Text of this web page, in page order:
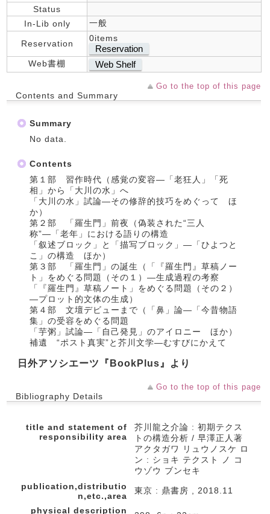
Status
In-Lib only
一般
Reservation
0items
Reservation
Web書棚 Web Shelf
Go to the top of this page
Contents and Summary
Summary
No data.
Contents
第１部 習作時代（感覚の変容―「老狂人」「死
相」から「大川の水」へ
「大川の水」試論―その修辞的技巧をめぐって ほ
か）
第２部 「羅生門」前夜（偽装された“三人
称”―「老年」における語りの構造
「叙述ブロック」と「描写ブロック」―「ひよつと
こ」の構造 ほか）
第３部 「羅生門」の誕生（「『羅生門』草稿ノー
ト」をめぐる問題（その１）―生成過程の考察
「『羅生門』草稿ノート」をめぐる問題（その２）
―プロット的文体の生成）
第４部 文壇デビューまで（「鼻」論―「今昔物語
集」の受容をめぐる問題
「芋粥」試論―「自己発見」のアイロニー ほか）
補遺 “ポスト真実”と芥川文学―むすびにかえて
日外アソシエーツ『BookPlus』より
Go to the top of this page
Bibliography Details
title and statement of
responsibility area
芥川龍之介論 : 初期テクス
トの構造分析 / 早澤正人著
アクタガワ リュウノスケ ロ
ン : ショキ テクスト ノ コ
ウゾウ ブンセキ
publication,distributio
n,etc.,area
東京 : 鼎書房 , 2018.11
physical description